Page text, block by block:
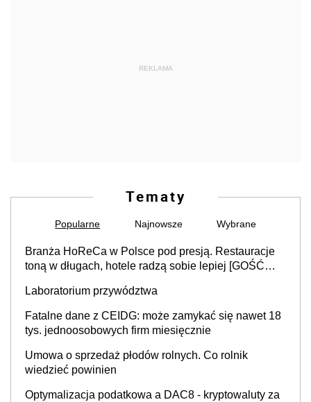
REKLAMA
Tematy
Popularne Najnowsze Wybrane
Branża HoReCa w Polsce pod presją. Restauracje
toną w długach, hotele radzą sobie lepiej [GOŚĆ
Laboratorium przywództwa
Fatalne dane z CEIDG: może zamykać się nawet 18
tys. jednoosobowych firm miesięcznie
Umowa o sprzedaż płodów rolnych. Co rolnik
wiedzieć powinien
Optymalizacja podatkowa a DAC8 - kryptowaluty za